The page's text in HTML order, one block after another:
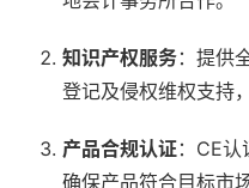
知识产权服务：提供
登记及侵权维权支持
产品合规认证：CE认
确保产品符合目标市